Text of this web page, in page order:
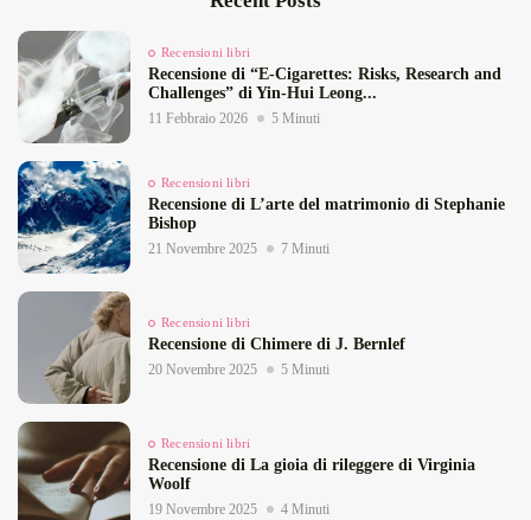
Recensioni libri
Recensione di “E‑Cigarettes: Risks, Research and
Challenges” di Yin‑Hui Leong...
11 Febbraio 2026 5 Minuti
Recensioni libri
Recensione di L’arte del matrimonio di Stephanie
Bishop
21 Novembre 2025 7 Minuti
Recensioni libri
Recensione di Chimere di J. Bernlef
20 Novembre 2025 5 Minuti
Recensioni libri
Recensione di La gioia di rileggere di Virginia
Woolf
19 Novembre 2025 4 Minuti